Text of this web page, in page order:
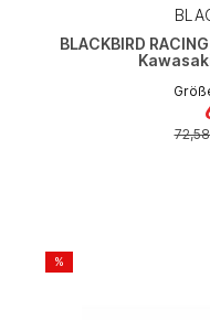
BLACKBIRD
%